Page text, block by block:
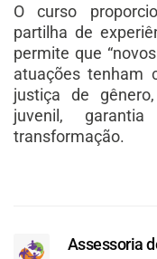
O curso
partilha de
permite que
atuações tenham
justiça de
juvenil,
transformação.
Assessoria